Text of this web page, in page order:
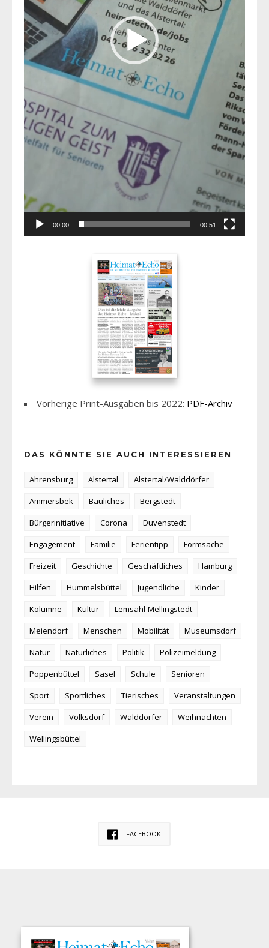
00:00 00:51
Vorherige Print-Ausgaben bis 2022: PDF-Archiv
DAS KÖNNTE SIE AUCH INTERESSIEREN
Ahrensburg Alstertal
Alstertal/Walddörfer
Ammersbek
Bauliches
Bergstedt
Bürgerinitiative
Corona
Duvenstedt
Engagement
Familie Ferientipp
Formsache
Freizeit
Geschichte Geschäftliches
Hamburg
Hilfen
Hummelsbüttel Jugendliche
Kinder
Kolumne
Kultur
Lemsahl-Mellingstedt
Meiendorf
Menschen Mobilität
Museumsdorf
Natur
Natürliches Politik
Polizeimeldung
Poppenbüttel
Sasel Schule
Senioren
Sport
Sportliches Tierisches
Veranstaltungen
Verein
Volksdorf Walddörfer
Weihnachten
Wellingsbüttel
FACEBOOK